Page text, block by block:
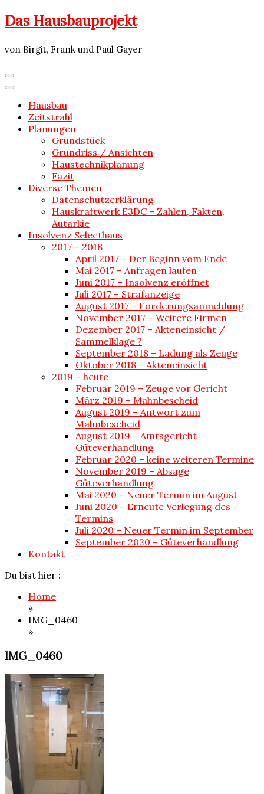
Skip
to
Das Hausbauprojekt
von Birgit, Frank und Paul Gayer
Hausbau
Zeitstrahl
Planungen
Grundstück
Grundriss / Ansichten
Haustechnikplanung
Fazit
Diverse Themen
Datenschutzerklärung
Hauskraftwerk E3DC – Zahlen, Fakten,
Autarkie
Insolvenz Selecthaus
2017 – 2018
April 2017 – Der Beginn vom Ende
Mai 2017 – Anfragen laufen
Juni 2017 – Insolvenz eröffnet
Juli 2017 – Strafanzeige
August 2017 – Forderungsanmeldung
November 2017 – Weitere Firmen
Dezember 2017 – Akteneinsicht /
Sammelklage ?
September 2018 – Ladung als Zeuge
Oktober 2018 – Akteneinsicht
2019 – heute
Februar 2019 – Zeuge vor Gericht
März 2019 – Mahnbescheid
August 2019 – Antwort zum
Mahnbescheid
August 2019 – Amtsgericht
Güteverhandlung
Februar 2020 – keine weiteren Termine
November 2019 – Absage
Güteverhandlung
Mai 2020 – Neuer Termin im August
Juni 2020 – Erneute Verlegung des
Termins
Juli 2020 – Neuer Termin im September
September 2020 – Güteverhandlung
Kontakt
Du bist hier :
Home
»
IMG_0460
»
IMG_0460